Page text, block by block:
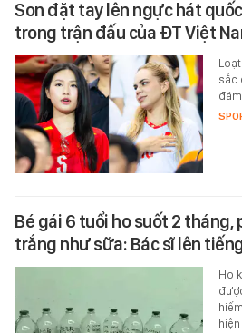
Son đặt tay lên ngực hát
trong trận đấu của ĐT Việt
sắc
đám.
Bé gái 6 tuổi ho suốt 2 tháng,
trắng như sữa: Bác sĩ lên
Ho